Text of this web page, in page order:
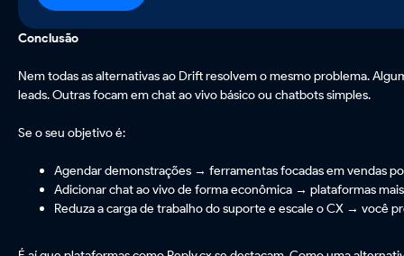
Conclusão
Nem todas as alternativas ao Drift resolvem o mesmo problema.
leads. Outras focam em chat ao vivo básico ou chatbots simples.
Se o seu objetivo é:
Agendar demonstrações → ferramentas focadas em vendas
Adicionar chat ao vivo de forma econômica → plataformas
Reduza a carga de trabalho do suporte e escale o CX → você